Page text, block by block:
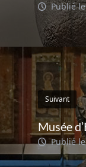
Publié
Suivant
Musée
Publié